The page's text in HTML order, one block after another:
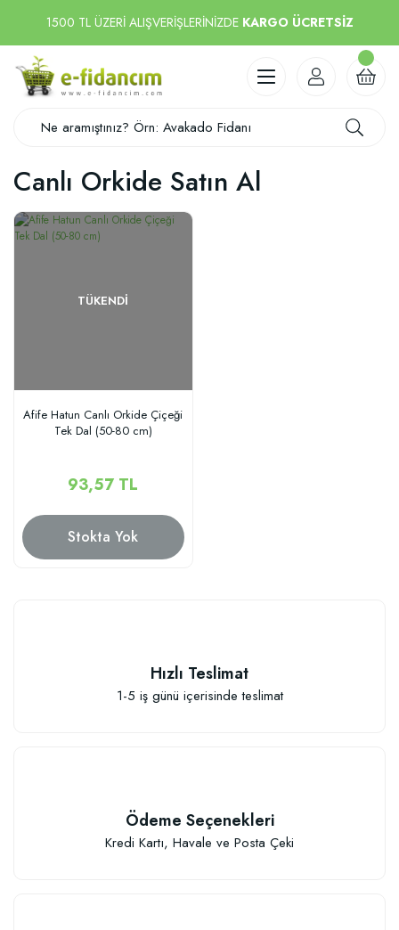
1500 TL ÜZERİ ALIŞVERİŞLERİNİZDE KARGO ÜCRETSİZ
Canlı Orkide Satın Al
TÜKENDI
Afife Hatun Canlı Orkide Çiçeği
Tek Dal (50-80 cm)
93,57 TL
Stokta Yok
Hızlı Teslimat
1-5 iş günü içerisinde teslimat
Ödeme Seçenekleri
Kredi Kartı, Havale ve Posta Çeki